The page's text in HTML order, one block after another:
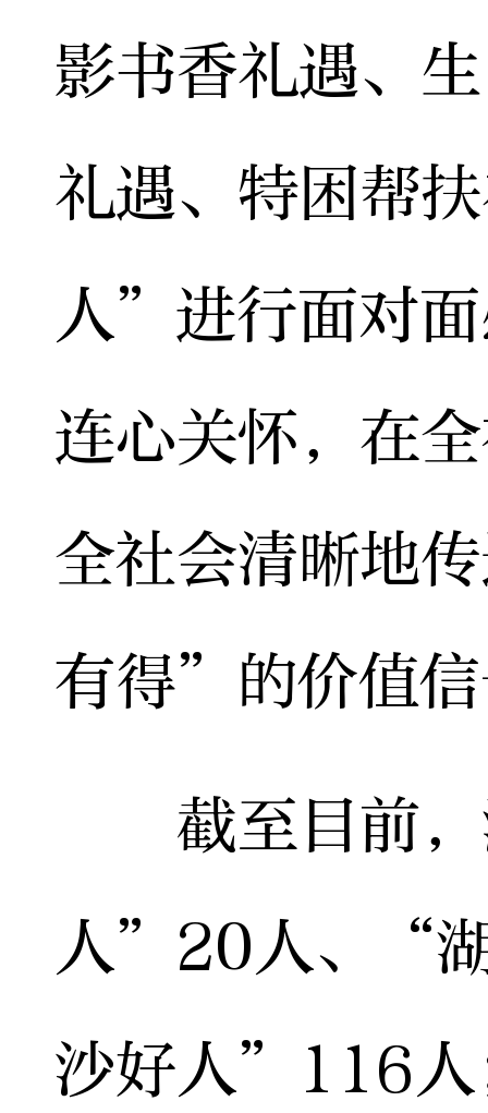
影书香礼遇、
礼遇、特困帮
人”进行面对
连心关怀，在
全社会清晰地
有得”的价值
截至目前，
人”20人、“
沙好人”116人